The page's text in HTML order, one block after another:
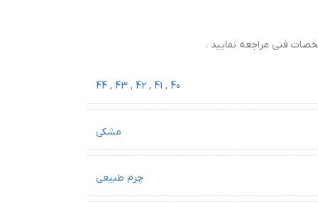
فنی مراجعه نمایید .
40
,
41
,
42
,
43
,
44
مشکی
چرم طبیعی